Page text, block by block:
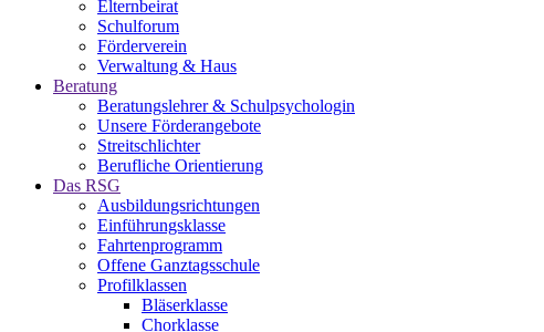
Elternbeirat
Schulforum
Förderverein
Verwaltung & Haus
Beratung
Beratungslehrer & Schulpsychologin
Unsere Förderangebote
Streitschlichter
Berufliche Orientierung
Das RSG
Ausbildungsrichtungen
Einführungsklasse
Fahrtenprogramm
Offene Ganztagsschule
Profilklassen
Bläserklasse
Chorklasse